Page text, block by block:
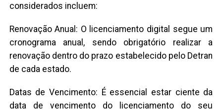
considerados incluem:
Renovação Anual: O licenciamento digital segue um
cronograma anual, sendo obrigatório realizar a
renovação dentro do prazo estabelecido pelo Detran
de cada estado.
Datas de Vencimento: É essencial estar ciente da
data de vencimento do licenciamento do seu